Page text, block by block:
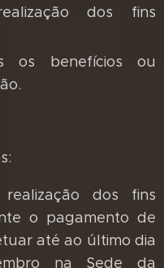
dos fins
os benefícios ou
dos fins
o pagamento de
até ao último dia
na Sede da